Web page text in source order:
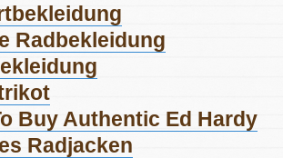
Radbekleidung
Buy Authentic Ed Hardy
Radjacken